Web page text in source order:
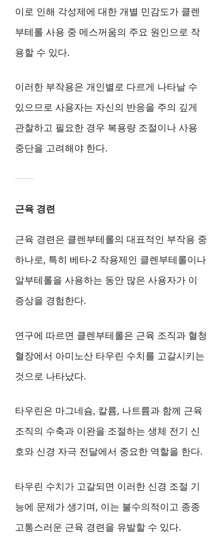
이로 인해 각성제에 대한 개별 민감도가 클렌
부테롤 사용 중 메스꺼움의 주요 원인으로 작
용할 수 있다.
이러한 부작용은 개인별로 다르게 나타날 수
있으므로 사용자는 자신의 반응을 주의 깊게
관찰하고 필요한 경우 복용량 조절이나 사용
중단을 고려해야 한다.
근육 경련
근육 경련은 클렌부테롤의 대표적인 부작용 중
하나로, 특히 베타-2 작용제인 클렌부테롤이나
알부테롤을 사용하는 동안 많은 사용자가 이
증상을 경험한다.
연구에 따르면 클렌부테롤은 근육 조직과 혈청
혈장에서 아미노산 타우린 수치를 고갈시키는
것으로 나타났다.
타우린은 마그네슘, 칼륨, 나트륨과 함께 근육
조직의 수축과 이완을 조절하는 생체 전기 신
호와 신경 자극 전달에서 중요한 역할을 한다.
타우린 수치가 고갈되면 이러한 신경 조절 기
능에 문제가 생기며, 이는 불수의적이고 종종
고통스러운 근육 경련을 유발할 수 있다.